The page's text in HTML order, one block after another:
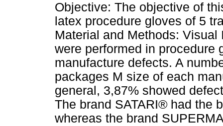
Objective: The objective of
latex procedure gloves of 5
Material and Methods:
were performed in procedure
manufacture defects. A
packages M size of each
general, 3,87% showed
The brand SATARI® had the
whereas the brand